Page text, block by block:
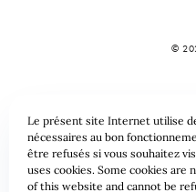
©
Le présent site Internet utilise
nécessaires au bon
être refusés si vous souhaitez
uses cookies. Some cookies
of this website and cannot be